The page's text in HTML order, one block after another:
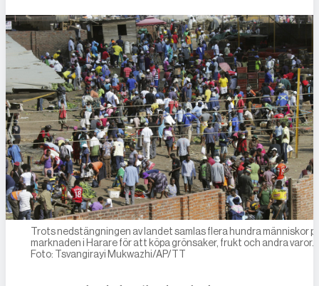
Trots nedstängningen av landet samlas flera hundra människor
marknaden i Harare för att köpa grönsaker, frukt och andra varor.
Foto: Tsvangirayi Mukwazhi/AP/TT